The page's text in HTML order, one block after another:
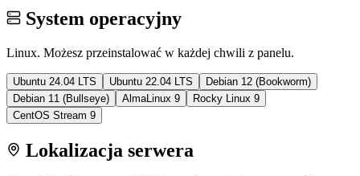
System operacyjny
Linux. Możesz przeinstalować w każdej chwili z panelu.
Ubuntu 24.04 LTS Ubuntu 22.04 LTS
Debian 12 (Bookworm)
Debian 11 (Bullseye)
AlmaLinux 9
Rocky Linux 9
CentOS Stream 9
Lokalizacja serwera